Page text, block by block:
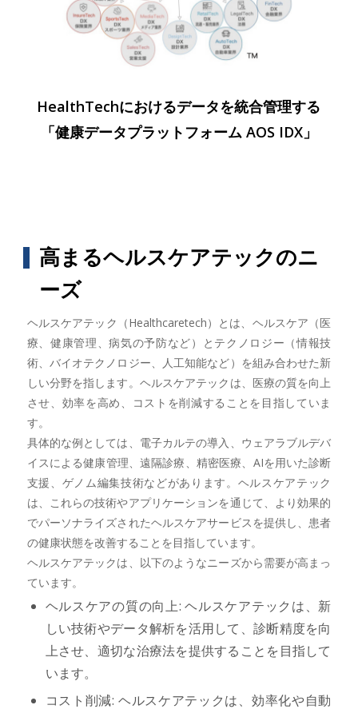
HealthTechにおけるデータを統合管理する
「健康データプラットフォーム AOS IDX」
高まるヘルスケアテックのニ
ーズ
ヘルスケアテック（Healthcaretech）とは、ヘルスケア（医
療、健康管理、病気の予防など）とテクノロジー（情報技
術、バイオテクノロジー、人工知能など）を組み合わせた新
しい分野を指します。ヘルスケアテックは、医療の質を向上
させ、効率を高め、コストを削減することを目指していま
す。
具体的な例としては、電子カルテの導入、ウェアラブルデバ
イスによる健康管理、遠隔診療、精密医療、AIを用いた診断
支援、ゲノム編集技術などがあります。ヘルスケアテック
は、これらの技術やアプリケーションを通じて、より効果的
でパーソナライズされたヘルスケアサービスを提供し、患者
の健康状態を改善することを目指しています。
ヘルスケアテックは、以下のようなニーズから需要が高まっ
ています。
ヘルスケアの質の向上: ヘルスケアテックは、新
しい技術やデータ解析を活用して、診断精度を向
上させ、適切な治療法を提供することを目指して
います。
コスト削減: ヘルスケアテックは、効率化や自動